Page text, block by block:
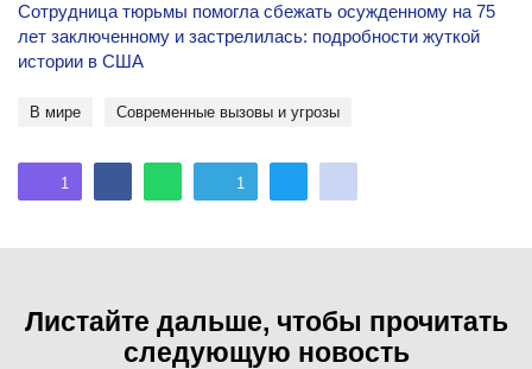
Сотрудница тюрьмы помогла сбежать осужденному на 75
лет заключенному и застрелилась: подробности жуткой
истории в США
В мире современные вызовы и угрозы
1 1
Листайте дальше, чтобы прочитать
следующую новость